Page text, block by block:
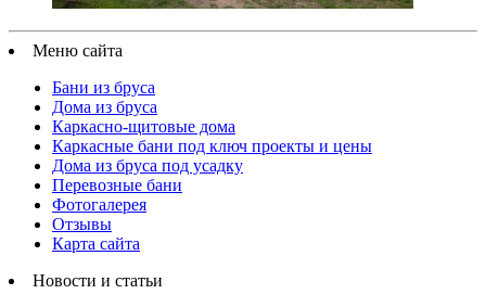
Меню сайта
Бани из бруса
Дома из бруса
Каркасно-щитовые дома
Каркасные бани под ключ проекты и цены
Дома из бруса под усадку
Перевозные бани
Фотогалерея
Отзывы
Карта сайта
Новости и статьи